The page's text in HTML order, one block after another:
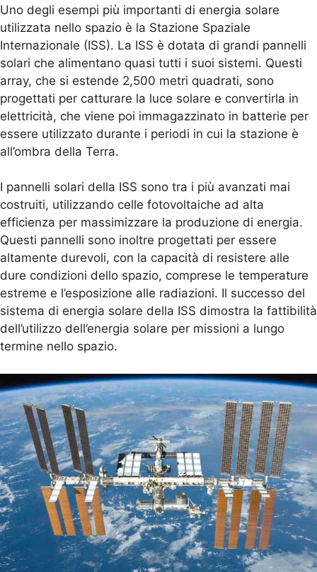
Uno degli esempi più importanti di energia solare
utilizzata nello spazio è la Stazione Spaziale
Internazionale (ISS). La ISS è dotata di grandi pannelli
solari che alimentano quasi tutti i suoi sistemi. Questi
array, che si estende 2,500 metri quadrati, sono
progettati per catturare la luce solare e convertirla in
elettricità, che viene poi immagazzinato in batterie per
essere utilizzato durante i periodi in cui la stazione è
all’ombra della Terra.
I pannelli solari della ISS sono tra i più avanzati mai
costruiti, utilizzando celle fotovoltaiche ad alta
efficienza per massimizzare la produzione di energia.
Questi pannelli sono inoltre progettati per essere
altamente durevoli, con la capacità di resistere alle
dure condizioni dello spazio, comprese le temperature
estreme e l’esposizione alle radiazioni. Il successo del
sistema di energia solare della ISS dimostra la fattibilità
dell’utilizzo dell’energia solare per missioni a lungo
termine nello spazio.